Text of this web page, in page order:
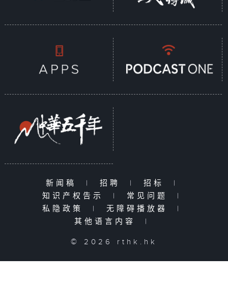
新闻稿 | 招聘 | 招标
|
知识产权告示
| 常见问题
|
私隐政策
| 无障碍播放器
|
其他语言内容
|
© 2026 rthk.hk